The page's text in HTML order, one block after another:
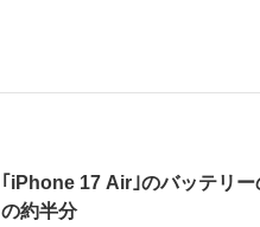
｢iPhone 17 Air｣のバッテリ
の約半分